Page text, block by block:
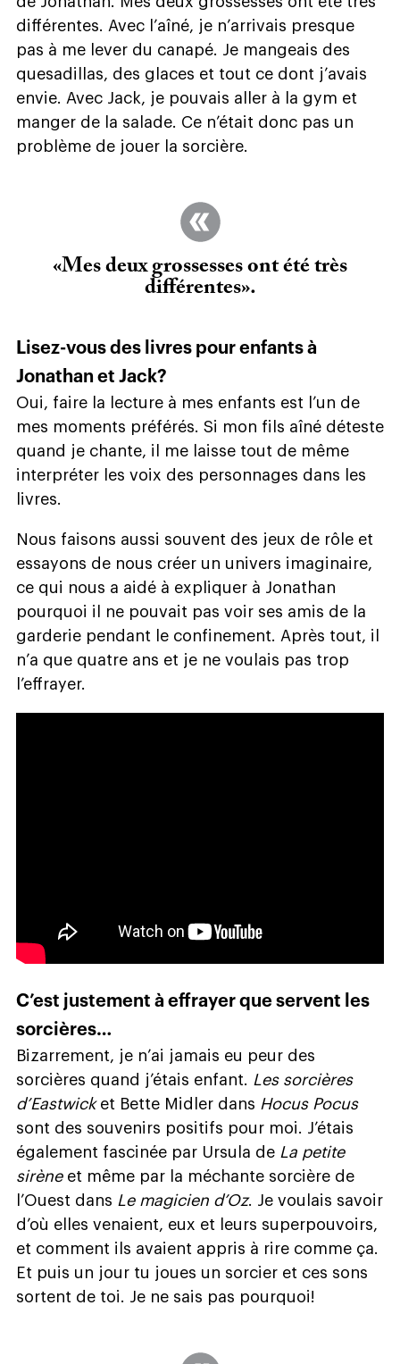
différentes. Avec l’aîné, je n’arrivais presque
pas à me lever du canapé. Je mangeais des
quesadillas, des glaces et tout ce dont j’avais
envie. Avec Jack, je pouvais aller à la gym et
manger de la salade. Ce n’était donc pas un
problème de jouer la sorcière.
«Mes deux grossesses ont été très
différentes».
Lisez-vous des livres pour enfants à
Jonathan et Jack?
Oui, faire la lecture à mes enfants est l’un de
mes moments préférés. Si mon fils aîné déteste
quand je chante, il me laisse tout de même
interpréter les voix des personnages dans les
livres.
Nous faisons aussi souvent des jeux de rôle et
essayons de nous créer un univers imaginaire,
ce qui nous a aidé à expliquer à Jonathan
pourquoi il ne pouvait pas voir ses amis de la
garderie pendant le confinement. Après tout, il
n’a que quatre ans et je ne voulais pas trop
l’effrayer.
C’est justement à effrayer que servent les
sorcières…
Bizarrement, je n’ai jamais eu peur des
sorcières quand j’étais enfant. Les sorcières
d’Eastwicket Bette Midler dans Hocus Pocus
sont des souvenirs positifs pour moi. J’étais
également fascinée par Ursula de La petite
sirèneet même par la méchante sorcière de
l’Ouest dans Le magicien d’Oz. Je voulais savoir
d’où elles venaient, eux et leurs superpouvoirs,
et comment ils avaient appris à rire comme ça.
Et puis un jour tu joues un sorcier et ces sons
sortent de toi. Je ne sais pas pourquoi!